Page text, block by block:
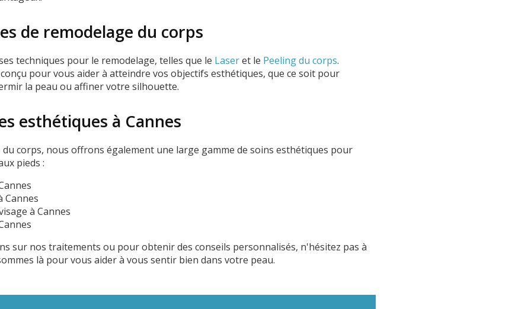
de remodelage du corps
techniques pour le remodelage, telles que le Laseret le Peeling du corps.
pour vous aider à atteindre vos objectifs esthétiques, que ce soit pour
la peau ou affiner votre silhouette.
esthétiques à Cannes
du corps, nous offrons également une large gamme de soins esthétiques pour
pieds :
Cannes
à Cannes
sur nos traitements ou pour obtenir des conseils personnalisés, n'hésitez pas à
là pour vous aider à vous sentir bien dans votre peau.